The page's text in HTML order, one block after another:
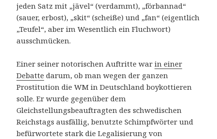
jeden Satz mit „jävel“ (verdammt), „förbannad“
(sauer, erbost), „skit“ (scheiße) und „fan“ (eigentlich
„Teufel“, aber im Wesentlich ein Fluchwort)
ausschmücken.
Einer seiner notorischen Auftritte warin einer
Debatte darum, ob man wegen der ganzen
Prostitution die WM in Deutschland boykottieren
solle. Er wurde gegenüber dem
Gleichstellungsbeauftragten des schwedischen
Reichstags ausfällig, benutzte Schimpfwörter und
befürwortete stark die Legalisierung von